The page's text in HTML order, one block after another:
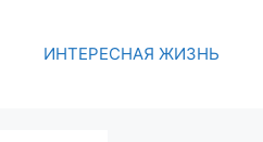
ИНТЕРЕСНАЯ ЖИЗНЬ